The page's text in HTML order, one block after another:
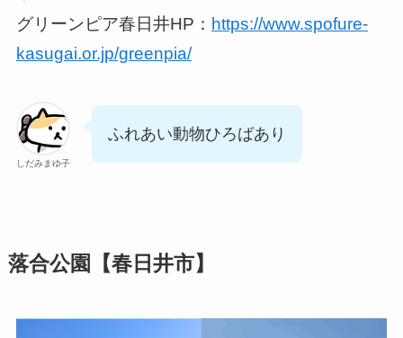
グリーンピア春日井HP： https://www.spofure-
kasugai.or.jp/greenpia/
しだみまゆ子
ふれあい動物ひろばあり
落合公園【春日井市】